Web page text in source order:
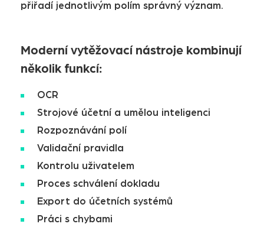
přiřadí jednotlivým polím správný význam.
Moderní vytěžovací nástroje kombinují
několik funkcí:
OCR
Strojové účetní a umělou inteligenci
Rozpoznávání polí
Validační pravidla
Kontrolu uživatelem
Proces schválení dokladu
Export do účetních systémů
Práci s chybami